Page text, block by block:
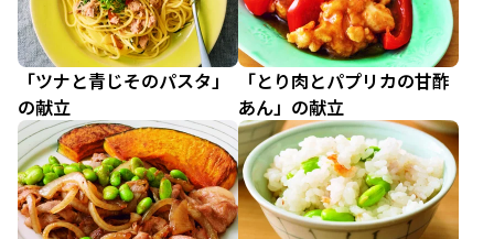
「ツナと青じそのパスタ」
の献立
「とり肉とパプリカの甘酢
あん」の献立